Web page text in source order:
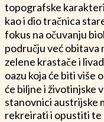
topografske
kao i dio tračnica
fokus na očuvanju
području već obitava
zelene krastače i
oazu koja će biti više
će biljne i životinjske
stanovnici austrijske
rekreirati i opustiti